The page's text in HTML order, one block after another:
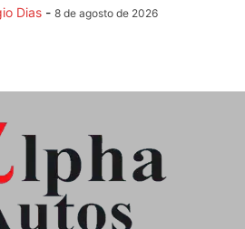
Dias - 8 de agosto de 2026